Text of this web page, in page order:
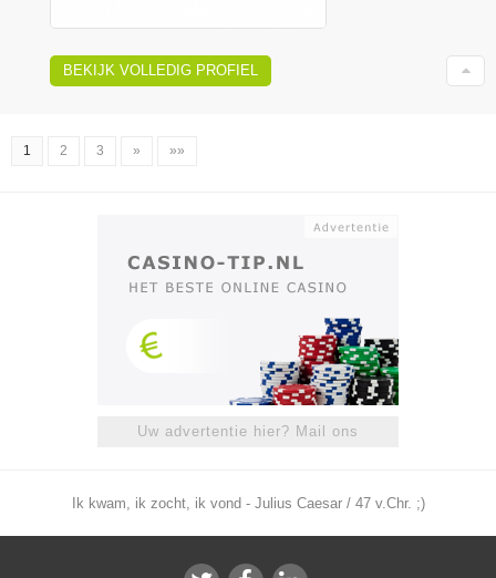
BEKIJK VOLLEDIG PROFIEL
1 2 3 » »»
Uw advertentie hier? Mail ons
Ik kwam, ik zocht, ik vond - Julius Caesar / 47 v.Chr. ;)